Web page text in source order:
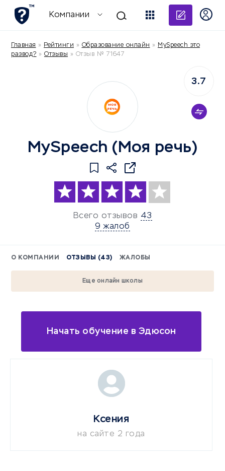
Компании
Главная » Рейтинги » Образование онлайн » MySpeech это
развод? » Отзывы » Отзыв № 71647
MySpeech (Моя речь)
Всего отзывов 43
9 жалоб
3.7
О КОМПАНИИ ОТЗЫВЫ (43) ЖАЛОБЫ
Еще онлайн школы
Начать обучение в Эдюсон
Ксения
на сайте 2 года